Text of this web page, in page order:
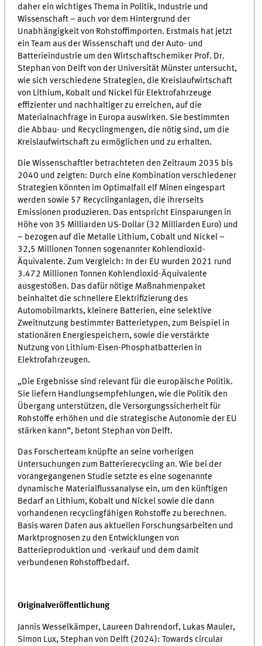
daher ein wichtiges Thema in Politik, Industrie und
Wissenschaft – auch vor dem Hintergrund der
Unabhängigkeit von Rohstoffimporten. Erstmals hat jetzt
ein Team aus der Wissenschaft und der Auto- und
Batterieindustrie um den Wirtschaftschemiker Prof. Dr.
Stephan von Delft von der Universität Münster untersucht,
wie sich verschiedene Strategien, die Kreislaufwirtschaft
von Lithium, Kobalt und Nickel für Elektrofahrzeuge
effizienter und nachhaltiger zu erreichen, auf die
Materialnachfrage in Europa auswirken. Sie bestimmten
die Abbau- und Recyclingmengen, die nötig sind, um die
Kreislaufwirtschaft zu ermöglichen und zu erhalten.
Die Wissenschaftler betrachteten den Zeitraum 2035 bis
2040 und zeigten: Durch eine Kombination verschiedener
Strategien könnten im Optimalfall elf Minen eingespart
werden sowie 57 Recyclinganlagen, die ihrerseits
Emissionen produzieren. Das entspricht Einsparungen in
Höhe von 35 Milliarden US-Dollar (32 Milliarden Euro) und
– bezogen auf die Metalle Lithium, Cobalt und Nickel –
32,5 Millionen Tonnen sogenannter Kohlendioxid-
Äquivalente. Zum Vergleich: In der EU wurden 2021 rund
3.472 Millionen Tonnen Kohlendioxid-Äquivalente
ausgestoßen. Das dafür nötige Maßnahmenpaket
beinhaltet die schnellere Elektrifizierung des
Automobilmarkts, kleinere Batterien, eine selektive
Zweitnutzung bestimmter Batterietypen, zum Beispiel in
stationären Energiespeichern, sowie die verstärkte
Nutzung von Lithium-Eisen-Phosphatbatterien in
Elektrofahrzeugen.
„Die Ergebnisse sind relevant für die europäische Politik.
Sie liefern Handlungsempfehlungen, wie die Politik den
Übergang unterstützen, die Versorgungssicherheit für
Rohstoffe erhöhen und die strategische Autonomie der EU
stärken kann“, betont Stephan von Delft.
Das Forscherteam knüpfte an seine vorherigen
Untersuchungen zum Batterierecycling an. Wie bei der
vorangegangenen Studie setzte es eine sogenannte
dynamische Materialflussanalyse ein, um den künftigen
Bedarf an Lithium, Kobalt und Nickel sowie die dann
vorhandenen recyclingfähigen Rohstoffe zu berechnen.
Basis waren Daten aus aktuellen Forschungsarbeiten und
Marktprognosen zu den Entwicklungen von
Batterieproduktion und -verkauf und dem damit
verbundenen Rohstoffbedarf.
Originalveröffentlichung
Jannis Wesselkämper, Laureen Dahrendorf, Lukas Mauler,
Simon Lux, Stephan von Delft (2024): Towards circular